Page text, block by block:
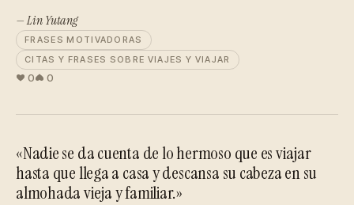
— Lin Yutang
FRASES MOTIVADORAS
CITAS Y FRASES SOBRE VIAJES Y VIAJAR
0 0
«Nadie se da cuenta de lo hermoso que es viajar
hasta que llega a casa y descansa su cabeza en su
almohada vieja y familiar.»